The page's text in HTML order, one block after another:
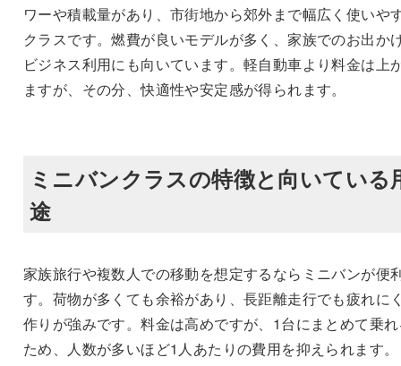
ワーや積載量があり、市街地から郊外まで幅広く使いや
クラスです。燃費が良いモデルが多く、家族でのお出か
ビジネス利用にも向いています。軽自動車より料金は上
ますが、その分、快適性や安定感が得られます。
ミニバンクラスの特徴と向いている
途
家族旅行や複数人での移動を想定するならミニバンが便
す。荷物が多くても余裕があり、長距離走行でも疲れに
作りが強みです。料金は高めですが、1台にまとめて乗
ため、人数が多いほど1人あたりの費用を抑えられます。